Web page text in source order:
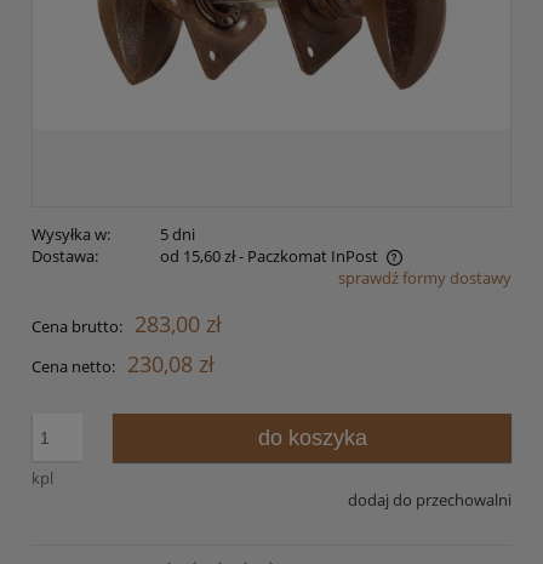
Wysyłka w:
5 dni
Dostawa:
od 15,60 zł- Paczkomat InPost
Cena nie zawiera ewentualnych kosztów płatnościsprawdź formy dostawy
Cena brutto: 283,00 zł
Cena netto: 230,08 zł
kpl
do koszyka
dodaj do przechowalni